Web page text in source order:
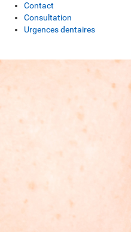
Contact
Consultation
Urgences dentaires